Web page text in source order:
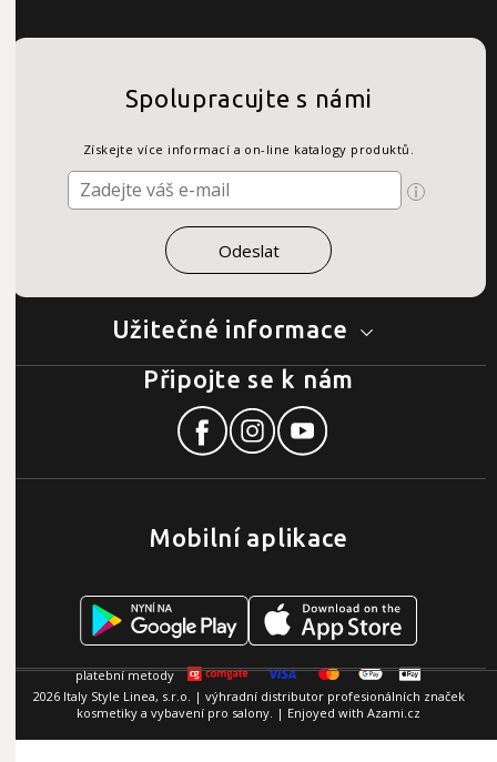
Užitečné informace
Spolupracujte s námi
Získejte více informací a on-line katalogy produktů.
Mobilní aplikace
Připojte se k nám
2026 Italy Style Linea, s.r.o. | výhradní distributor profesionálních značek
kosmetiky a vybavení pro salony. | Enjoyed with Azami.cz